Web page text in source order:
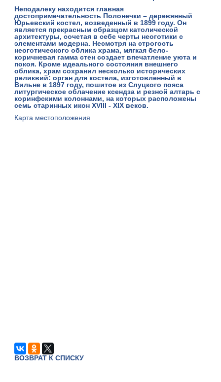
Неподалеку находится главная
достопримечательность Полонечки –деревянный
Юрьевский костел, возведенный в 1899 году. Он
является прекрасным образцом католической
архитектуры, сочетая в себе черты неоготики с
элементами модерна. Несмотря на строгость
неоготического облика храма, мягкая бело-
коричневая гамма стен создает впечатление уюта и
покоя. Кроме идеального состояния внешнего
облика, храм сохранил несколько исторических
реликвий: орган для костела, изготовленный в
Вильне в 1897 году, пошитое из Слуцкого пояса
литургическое облачение ксендза и резной алтарь с
коринфскими колоннами, на которых расположены
семь старинных икон XVIII - XIX веков.
Карта местоположения
ВОЗВРАТ К СПИСКУ